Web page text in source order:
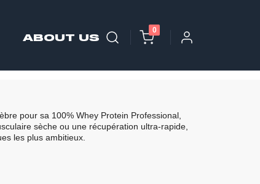
ABOUT US
0
pour sa 100% Whey Protein Professional,
sèche ou une récupération ultra-rapide,
les plus ambitieux.